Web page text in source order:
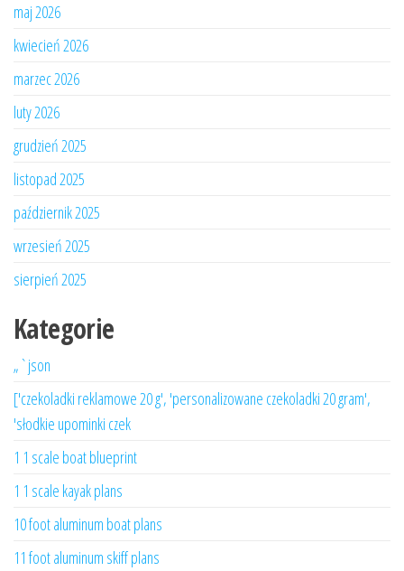
maj 2026
kwiecień 2026
marzec 2026
luty 2026
grudzień 2025
listopad 2025
październik 2025
wrzesień 2025
sierpień 2025
Kategorie
„`json
['czekoladki reklamowe 20 g', 'personalizowane czekoladki 20 gram',
'słodkie upominki czek
1 1 scale boat blueprint
1 1 scale kayak plans
10 foot aluminum boat plans
11 foot aluminum skiff plans